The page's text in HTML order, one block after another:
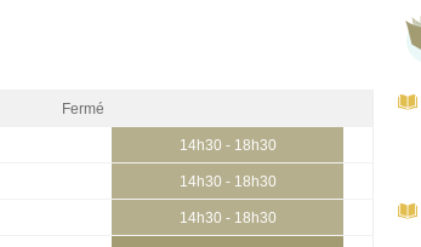
Fermé
14h30 - 18h30
14h30 - 18h30
14h30 - 18h30